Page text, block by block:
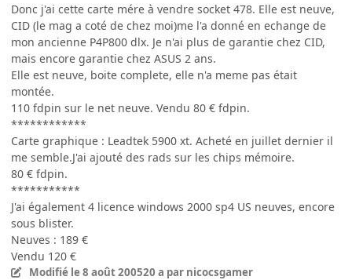
Donc j'ai cette carte mére à vendre socket 478. Elle est neuve,
CID (le mag a coté de chez moi)me l'a donné en echange de
mon ancienne P4P800 dlx. Je n'ai plus de garantie chez CID,
mais encore garantie chez ASUS 2 ans.
Elle est neuve, boite complete, elle n'a meme pas était
montée.
110 fdpin sur le net neuve. Vendu 80 € fdpin.
************
Carte graphique : Leadtek 5900 xt. Acheté en juillet dernier il
me semble.J'ai ajouté des rads sur les chips mémoire.
80 € fdpin.
***********
J'ai également 4 licence windows 2000 sp4 US neuves, encore
sous blister.
Neuves : 189 €
Vendu 120 €
Modifié le 8 août 200520 a par nicocsgamer